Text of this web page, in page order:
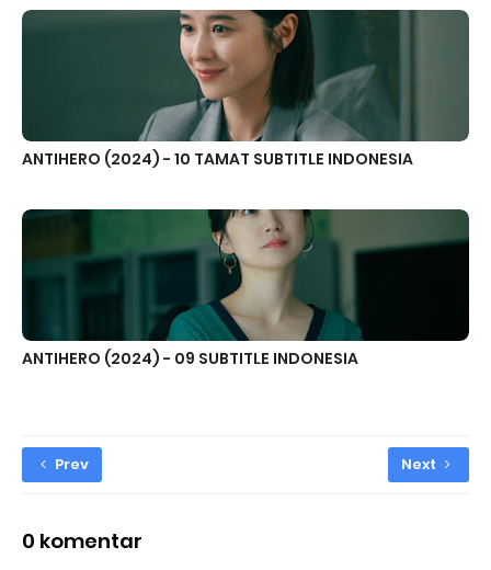
ANTIHERO (2024) - 10 TAMAT SUBTITLE INDONESIA
ANTIHERO (2024) - 09 SUBTITLE INDONESIA
Prev Next
0 komentar